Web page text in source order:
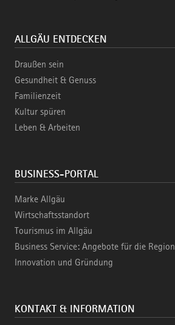
ALLGÄU ENTDECKEN
Draußen sein
Gesundheit & Genuss
Familienzeit
Kultur spüren
Leben & Arbeiten
BUSINESS-PORTAL
Marke Allgäu
Wirtschaftsstandort
Tourismus im Allgäu
Business Service: Angebote für die Region
Innovation und Gründung
KONTAKT & INFORMATION